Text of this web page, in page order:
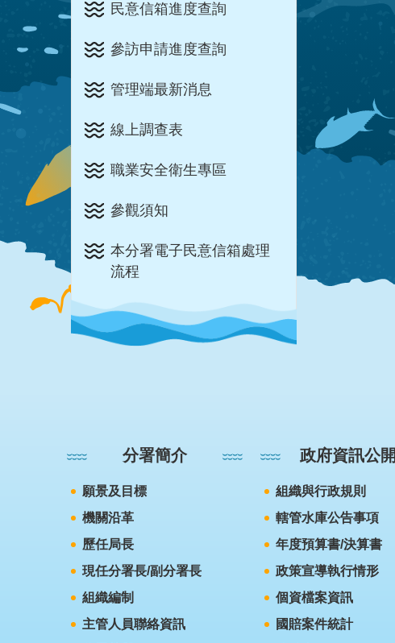
民意信箱進度查詢
參訪申請進度查詢
管理端最新消息
線上調查表
職業安全衛生專區
參觀須知
本分署電子民意信箱處理
流程
分署簡介
願景及目標
機關沿革
歷任局長
現任分署長/副分署長
組織編制
主管人員聯絡資訊
政府資訊公開
組織與行政規則
轄管水庫公告事項
年度預算書/決算書
政策宣導執行情形
個資檔案資訊
國賠案件統計